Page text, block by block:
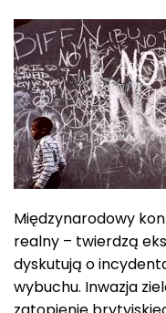
Międzynarodowy
realny – twierdzą
dyskutują o
wybuchu. Inwazja